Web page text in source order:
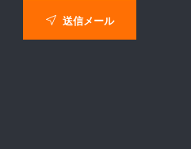
送信メール